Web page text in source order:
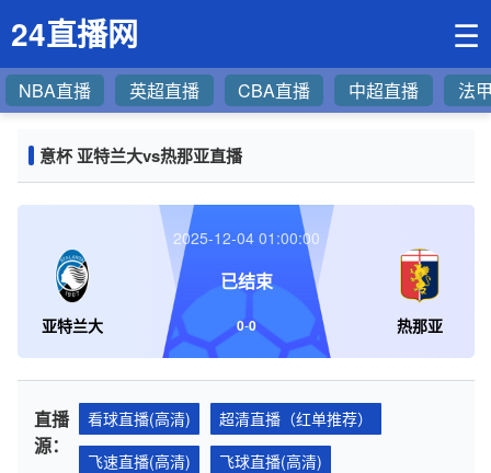
24直播网 ☰
NBA直播 英超直播 CBA直播 中超直播 法
意杯 亚特兰大vs热那亚直播
亚特兰大 热那亚
2025-12-04 01:00:00
已结束
0-0
直播
源：
看球直播(高清)
超清直播（红单推荐）
飞速直播(高清)
飞球直播(高清)